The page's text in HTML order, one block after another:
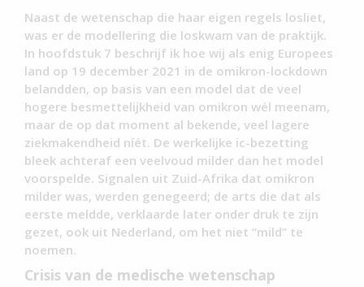
Naast de wetenschap die haar eigen regels losliet,
was er de modellering die loskwam van de praktijk.
In hoofdstuk 7 beschrijf ik hoe wij als enig Europees
land op 19 december 2021 in de omikron-lockdown
belandden, op basis van een model dat de veel
hogere besmettelijkheid van omikron wél meenam,
maar de op dat moment al bekende, veel lagere
ziekmakendheid níét. De werkelijke ic-bezetting
bleek achteraf een veelvoud milder dan het model
voorspelde. Signalen uit Zuid-Afrika dat omikron
milder was, werden genegeerd; de arts die dat als
eerste meldde, verklaarde later onder druk te zijn
gezet, ook uit Nederland, om het niet “mild” te
noemen.
Crisis van de medische wetenschap